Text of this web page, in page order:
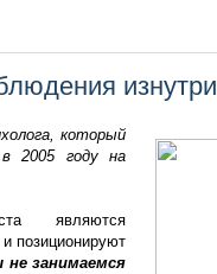
изнутри
который
в 2005 году на
являются
позиционируют
занимаемся